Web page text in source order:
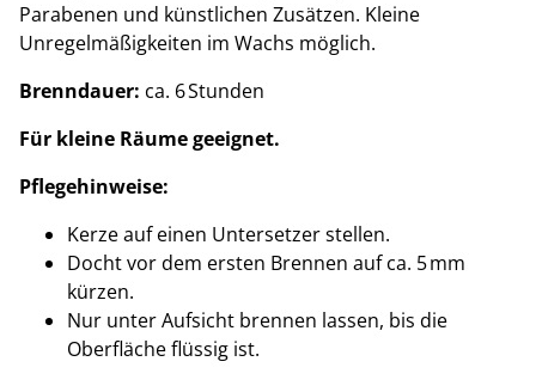
Parabenen und künstlichen Zusätzen. Kleine
Unregelmäßigkeiten im Wachs möglich.
Brenndauer: ca. 6 Stunden
Für kleine Räume geeignet.
Pflegehinweise:
Kerze auf einen Untersetzer stellen.
Docht vor dem ersten Brennen auf ca. 5 mm
kürzen.
Nur unter Aufsicht brennen lassen, bis die
Oberfläche flüssig ist.